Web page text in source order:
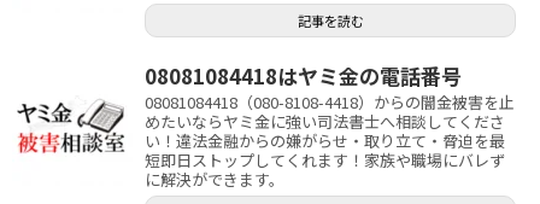
記事を読む
08081084418はヤミ金の電話番号
08081084418（080-8108-4418）からの闇金被害を止
めたいならヤミ金に強い司法書士へ相談してくださ
い！違法金融からの嫌がらせ・取り立て・脅迫を最
短即日ストップしてくれます！家族や職場にバレず
に解決ができます。